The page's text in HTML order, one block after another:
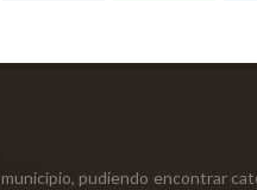
pudiendo encontrar